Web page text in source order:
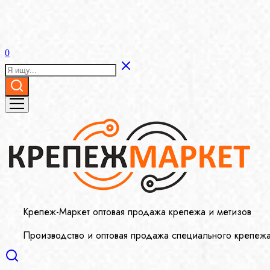
0
Крепеж-Маркет оптовая продажа крепежа и метизов
Производство и оптовая продажа специального